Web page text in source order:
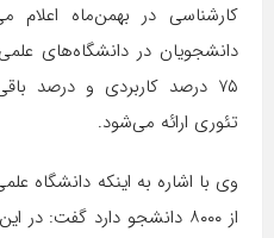
کارشناسی در بهمن‌ماه اعلام
دانشجویان در دانشگاه‌های
۷۵ درصد کاربردی و درصد
تئوری ارائه می‌شود.
وی با اشاره به اینکه دانشگاه